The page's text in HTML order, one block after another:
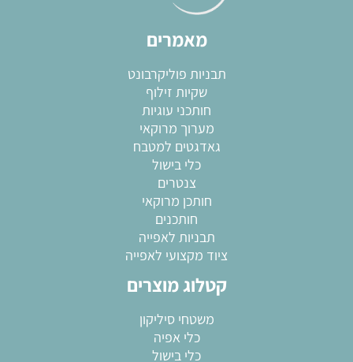
מאמרים
תבניות פוליקרבונט
שקיות זילוף
חותכני עוגיות
מערוך מרוקאי
גאדגטים למטבח
כלי בישול
צנטרים
חותכן מרוקאי
חותכנים
תבניות לאפייה
ציוד מקצועי לאפייה
קטלוג מוצרים
משטחי סיליקון
כלי אפיה
כלי בישול